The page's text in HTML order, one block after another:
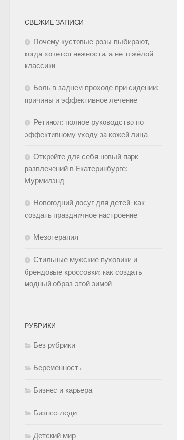
СВЕЖИЕ ЗАПИСИ
Почему кустовые розы выбирают,
когда хочется нежности, а не тяжёлой
классики
Боль в заднем проходе при сидении:
причины и эффективное лечение
Ретинол: полное руководство по
эффективному уходу за кожей лица
Откройте для себя новый парк
развлечений в Екатеринбурге:
Мурмилэнд
Новогодний досуг для детей: как
создать праздничное настроение
Мезотерапия
Стильные мужские пуховики и
брендовые кроссовки: как создать
модный образ этой зимой
РУБРИКИ
Без рубрики
Беременность
Бизнес и карьера
Бизнес-леди
Детский мир